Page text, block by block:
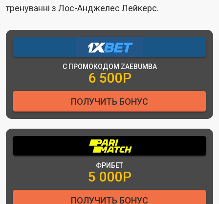
тренуванні з Лос-Анджелес Лейкерс.
6 500Р
С ПРОМОКОДОМ ZAEBUMBA
ПОЛУЧИТЬ БОНУС
5 000Р
ФРИБЕТ
ПОЛУЧИТЬ БОНУС